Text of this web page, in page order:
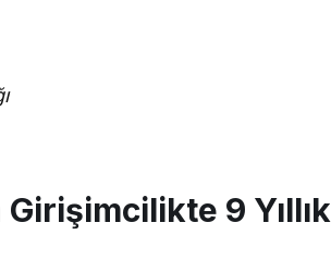
Girişimcilikte 9 Yıllık